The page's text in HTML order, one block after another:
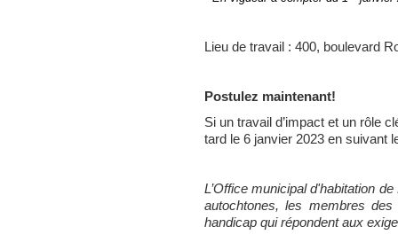
Lieu de travail : 400, boulevard
Postulez maintenant!
Si un travail d’impact et un rôle
tard le 6 janvier 2023 en suivant
L’Office municipal d'habitation
autochtones, les membres
handicap qui répondent aux